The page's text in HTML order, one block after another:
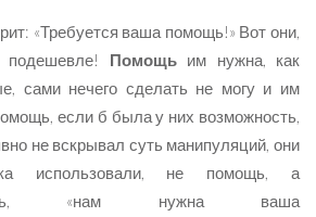
«Требуется ваша помощь!» Вот они,
подешевле! Помощьим нужна, как
сами нечего сделать не могу и им
если б была у них возможность,
не вскрывал суть манипуляций, они
использовали, не помощь, а
«нам нужна ваша